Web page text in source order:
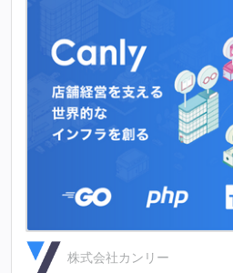
株式会社カンリー